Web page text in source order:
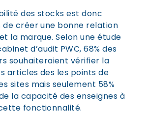
des stocks est donc
de créer une bonne relation
la marque. Selon une étude
d’audit PWC, 68% des
souhaiteraient vérifier la
articles des les points de
sites mais seulement 58%
la capacité des enseignes à
fonctionnalité.